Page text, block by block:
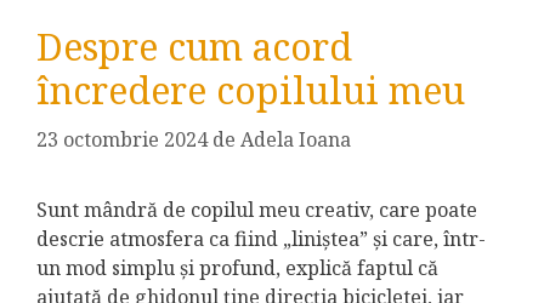
Despre cum acord
încredere copilului meu
23 octombrie 2024 de Adela Ioana
Sunt mândră de copilul meu creativ, care poate
descrie atmosfera ca fiind „liniștea” și care, într-
un mod simplu și profund, explică faptul că
ajutată de ghidonul ține direcția bicicletei, iar